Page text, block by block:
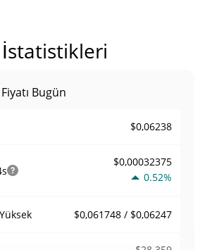
İstatistikleri
Bugün
$0,06238
$0,00032375
0.52%
$0,061748 / $0,06247